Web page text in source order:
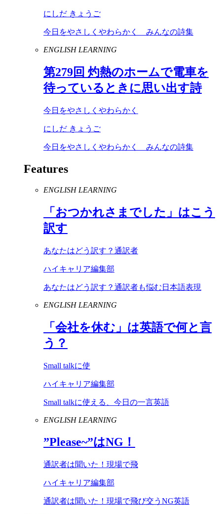
にしだ きょうご
今日をやさしくやわらかく みんなの詩集
ENGLISH LEARNING
第279回 灼熱のホームで電車を
待っているときに思い出す詩
今日をやさしくやわらかく
にしだ きょうご
今日をやさしくやわらかく みんなの詩集
Features
ENGLISH LEARNING
「おつかれさまでした」はこう
訳す
あなたはどう訳す？通訳者
ハイキャリア編集部
あなたはどう訳す？通訳者も悩む日本語表現
ENGLISH LEARNING
「会社を休む」は英語で何と言
う？
Small talkに使
ハイキャリア編集部
Small talkに使える、今日の一言英語
ENGLISH LEARNING
”Please~”はNG ！
通訳者は聞いた！現場で飛
ハイキャリア編集部
通訳者は聞いた！現場で飛び交うNG英語